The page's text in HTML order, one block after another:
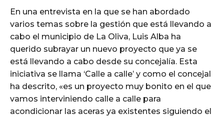
En una entrevista en la que se han abordado
varios temas sobre la gestión que está llevando a
cabo el municipio de La Oliva, Luis Alba ha
querido subrayar un nuevo proyecto que ya se
está llevando a cabo desde su concejalía. Esta
iniciativa se llama ‘Calle a calle’ y como el concejal
ha descrito, «es un proyecto muy bonito en el que
vamos interviniendo calle a calle para
acondicionar las aceras ya existentes siguiendo el